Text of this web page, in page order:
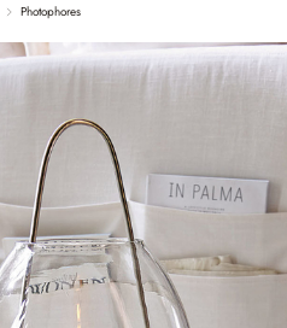
Photophores